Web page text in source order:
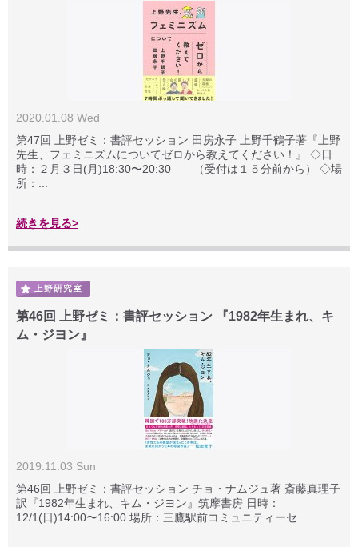
2020.01.08 Wed
第47回 上野ゼミ：書評セッション 田房永子 上野千鶴子著『上野
先生、フェミニズムについてゼロから教えてください！』 ◇日
時：２月３日(月)18:30〜20:30 （受付は１５分前から） ◇場
所：...
続きを見る>
第46回 上野ゼミ：書評セッション 『1982年生まれ、キ
ム・ジヨン』
2019.11.03 Sun
第46回 上野ゼミ：書評セッション チョ・ナムジュ著 斎藤真理子
訳『1982年生まれ、キム・ジヨン』筑摩書房 日時：
12/1(日)14:00〜16:00 場所：三鷹駅前コミュニティーセ...